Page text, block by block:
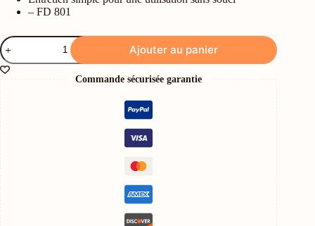
– FD 801
quantité
de
DRAINAGE
SOL
Ajouter au panier
Commande sécurisée garantie